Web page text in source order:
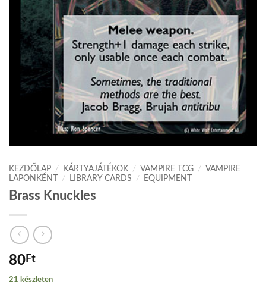
KEZDŐLAP / KÁRTYAJÁTÉKOK / VAMPIRE TCG /
VAMPIRE
LAPONKÉNT
/ LIBRARY CARDS / EQUIPMENT
Brass Knuckles
80Ft
21 készleten